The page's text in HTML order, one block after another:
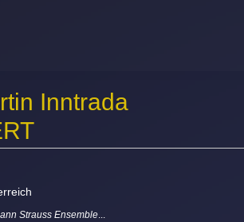
Inntrada
Strauss Ensemble...